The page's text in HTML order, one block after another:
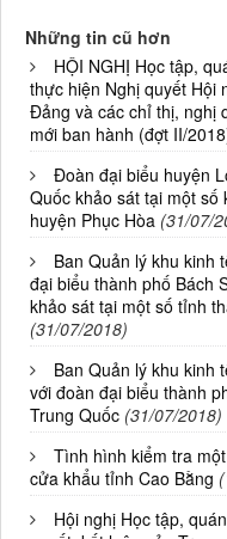
Những tin cũ hơn
HỘI NGHỊ Học tập,
thực hiện Nghị quyết Hội
Đảng và các chỉ thị, nghị
mới ban hành (đợt II/
Đoàn đại biểu huyện
Quốc khảo sát tại một
huyện Phục Hòa (31/07/
Ban Quản lý khu kinh
đại biểu thành phố Bách
khảo sát tại một số tỉnh
(31/07/2018)
Ban Quản lý khu kinh
với đoàn đại biểu thành
Trung Quốc (31/07/2018)
Tình hình kiểm tra
cửa khẩu tỉnh Cao Bằng
Hội nghị Học tập,